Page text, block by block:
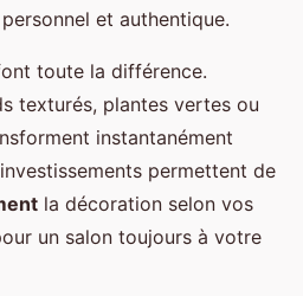
et authentique.
toute la différence.
texturés, plantes vertes ou
instantanément
permettent de
la décoration selon vos
un salon toujours à votre